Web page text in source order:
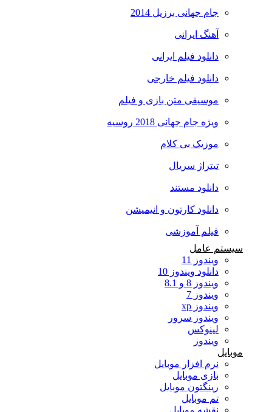
جام جهانی برزیل 2014
آهنگ ایرانی
دانلود فیلم ایرانی
دانلود فیلم خارجی
موسیقی متن بازی و فیلم
ویژه جام جهانی 2018 روسیه
موزیک بی کلام
تیتراژ سریال
دانلود مستند
دانلود کارتون و انیمیشن
فیلم آموزشی
سیستم عامل
ویندوز 11
دانلود ویندوز 10
ویندوز 8 و 8.1
ویندوز 7
ویندوز xp
ویندوز سرور
لینوکس
ویندوز
نرم افزار موبایل
بازی موبایل
رینگتون موبایل
تم موبایل
نقشه موبایل